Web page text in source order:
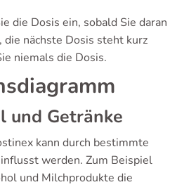
die Dosis ein, sobald Sie daran
die nächste Dosis steht kurz
niemals die Dosis.
und Getränke
kann durch bestimmte
werden. Zum Beispiel
und Milchprodukte die